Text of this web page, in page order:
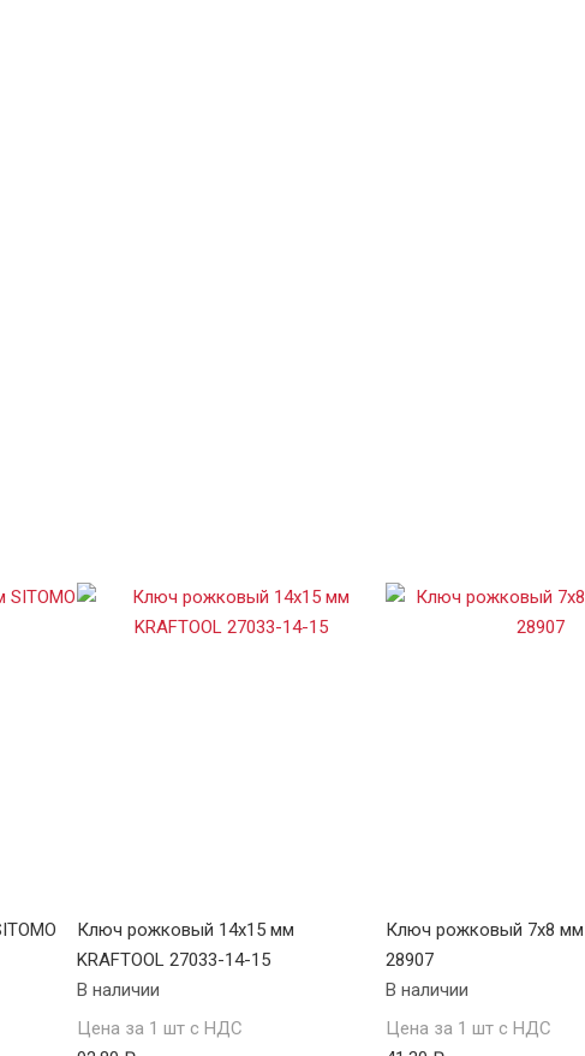
Ключ рожковый 14х15 мм
KRAFTOOL 27033-14-15
В наличии
Цена за 1 шт с НДС
Ключ рожковый 7х8 мм
28907
В наличии
Цена за 1 шт с НДС